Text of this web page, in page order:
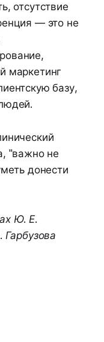
отсутствие
— это не
маркетинг
базу,
"важно не
донести
Ю. Е.